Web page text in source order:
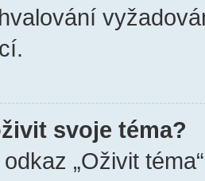
svoje téma?
„Oživit